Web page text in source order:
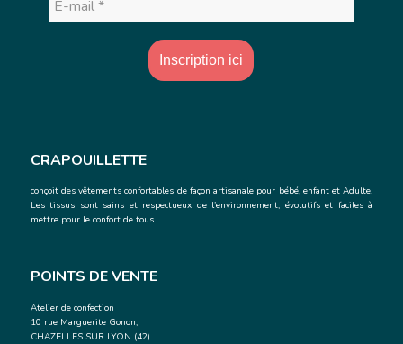
*
CRAPOUILLETTE
conçoit des vêtements confortables de façon artisanale pour bébé, enfant et Adulte.
Les tissus sont sains et respectueux de l’environnement, évolutifs et faciles à
mettre pour le confort de tous.
POINTS DE VENTE
Atelier de confection
10 rue Marguerite Gonon,
CHAZELLES SUR LYON (42)